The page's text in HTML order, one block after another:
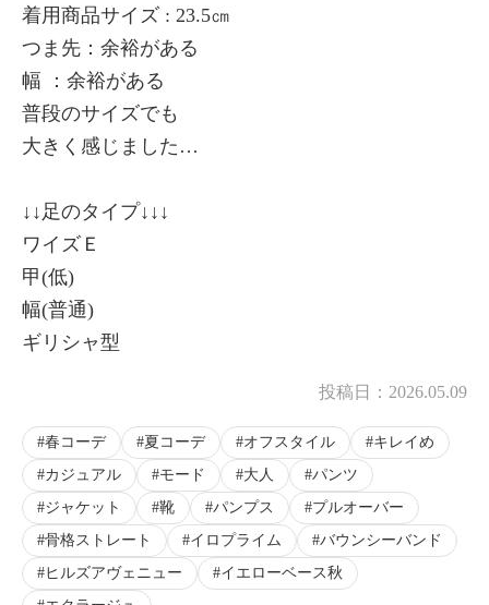
着用商品サイズ : 23.5㎝
つま先：余裕がある
幅 ：余裕がある
普段のサイズでも
大きく感じました…
↓↓足のタイプ↓↓↓
ワイズＥ
甲(低)
幅(普通)
ギリシャ型
投稿日： 2026.05.09
春コーデ 夏コーデ オフスタイル
キレイめ
カジュアル
モード 大人
パンツ
ジャケット
靴 パンプス
プルオーバー
骨格ストレート
イロプライム
バウンシーバンド
ヒルズアヴェニュー
イエローベース秋